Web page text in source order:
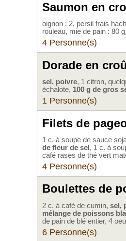
Saumon en
oignon : 2, persil frais
rouleau, mie de pain : 80
4 Personne(s)
Dorade en
sel, poivre, 1 citron,
échalote, 100 g de gros
1 Personne(s)
Filets de
1 c. à soupe de sauce
de fleur de sel , 1 c. à
café rases de thé vert
4 Personne(s)
Boulettes de
2 c. à café de cumin, sel,
mélange de poissons
de pain de blé entier, 4
6 Personne(s)